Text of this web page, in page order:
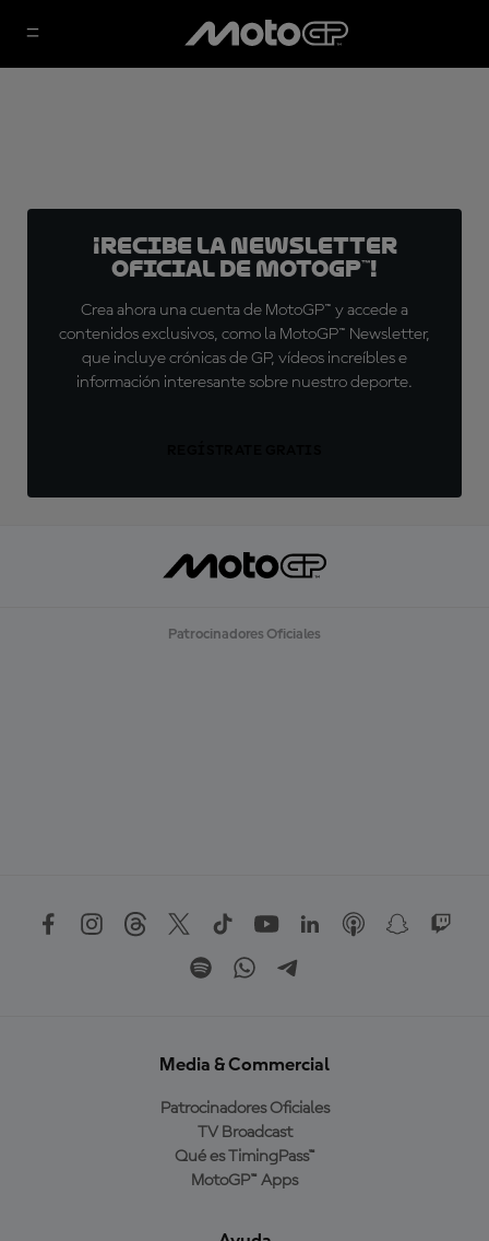
¡Recibe la Newsletter
oficial de MotoGP™!
Crea ahora una cuenta de MotoGP™ y accede a
contenidos exclusivos, como la MotoGP™ Newsletter,
que incluye crónicas de GP, vídeos increíbles e
información interesante sobre nuestro deporte.
Patrocinadores Oficiales
Media & Commercial
Patrocinadores Oficiales
TV Broadcast
Qué es TimingPass™
MotoGP™ Apps